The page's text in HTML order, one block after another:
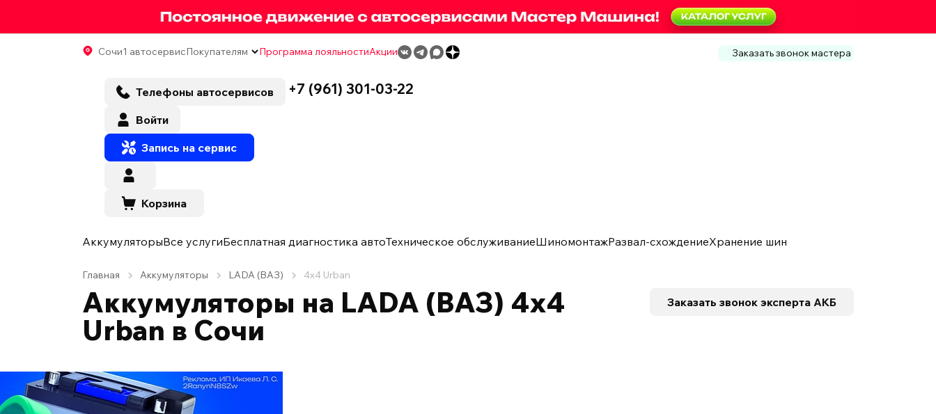
Сочи1 автосервисПокупателям Программа лояльностиАкции Заказать звонок мастера
Телефоны автосервисов +7 (961) 301-03-22
Войти
Запись на сервис
Корзина
АккумуляторыВсе услугиБесплатная диагностика автоТехническое обслуживаниеШиномонтажРазвал-схождениеХранение шин
Главная Аккумуляторы LADA (ВАЗ) 4x4 Urban
Аккумуляторы на LADA (ВАЗ) 4x4
Urban в Сочи
Заказать звонок эксперта АКБ
Подобрать по автомобилю